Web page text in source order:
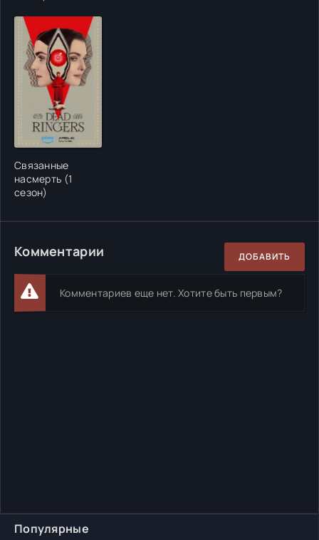
Популярные
Связанные
насмерть (1
сезон)
Комментарии ДОБАВИТЬ
Комментариев еще нет. Хотите быть первым?